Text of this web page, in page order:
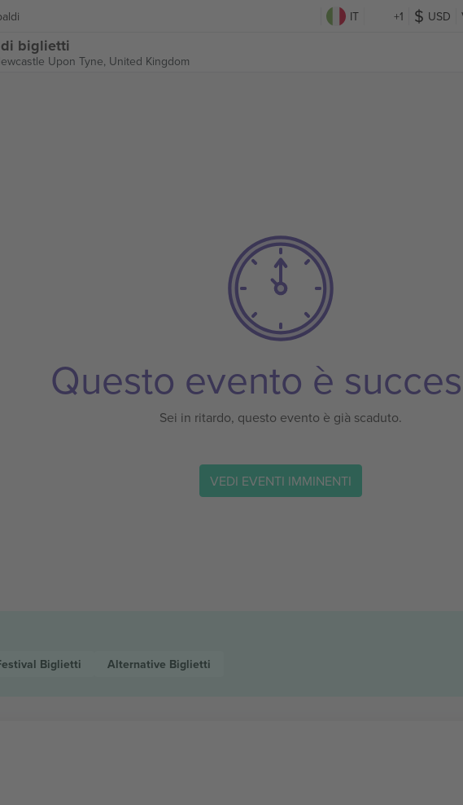
IT +1 USD
biglietti
Upon Tyne, United Kingdom
Questo evento è
Sei in ritardo, questo evento è già scaduto.
VEDI EVENTI IMMINENTI
Biglietti Alternative Biglietti